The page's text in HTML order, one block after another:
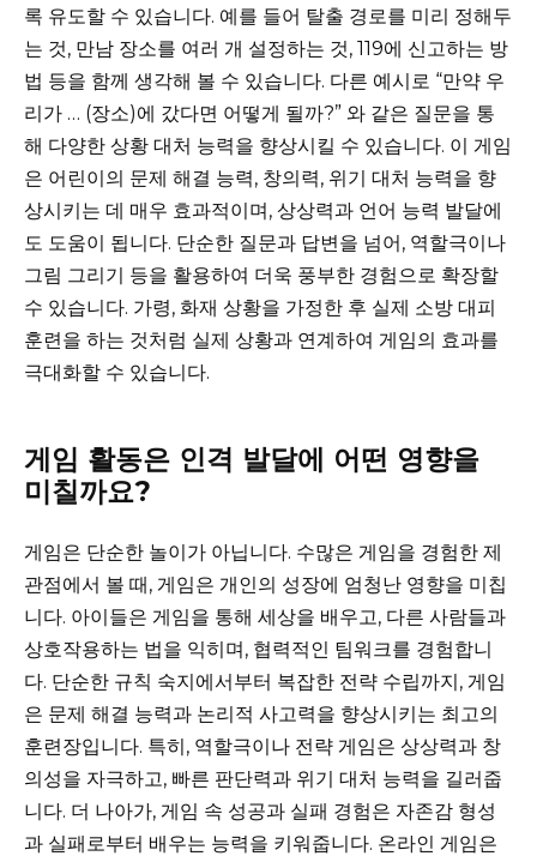
록 유도할 수 있습니다. 예를 들어 탈출 경로를 미리 정해두
는 것, 만남 장소를 여러 개 설정하는 것, 119에 신고하는 방
법 등을 함께 생각해 볼 수 있습니다. 다른 예시로 “만약 우
리가 … (장소)에 갔다면 어떻게 될까?” 와 같은 질문을 통
해 다양한 상황 대처 능력을 향상시킬 수 있습니다. 이 게임
은 어린이의 문제 해결 능력, 창의력, 위기 대처 능력을 향
상시키는 데 매우 효과적이며, 상상력과 언어 능력 발달에
도 도움이 됩니다. 단순한 질문과 답변을 넘어, 역할극이나
그림 그리기 등을 활용하여 더욱 풍부한 경험으로 확장할
수 있습니다. 가령, 화재 상황을 가정한 후 실제 소방 대피
훈련을 하는 것처럼 실제 상황과 연계하여 게임의 효과를
극대화할 수 있습니다.
게임 활동은 인격 발달에 어떤 영향을
미칠까요?
게임은 단순한 놀이가 아닙니다. 수많은 게임을 경험한 제
관점에서 볼 때, 게임은 개인의 성장에 엄청난 영향을 미칩
니다. 아이들은 게임을 통해 세상을 배우고, 다른 사람들과
상호작용하는 법을 익히며, 협력적인 팀워크를 경험합니
다. 단순한 규칙 숙지에서부터 복잡한 전략 수립까지, 게임
은 문제 해결 능력과 논리적 사고력을 향상시키는 최고의
훈련장입니다. 특히, 역할극이나 전략 게임은 상상력과 창
의성을 자극하고, 빠른 판단력과 위기 대처 능력을 길러줍
니다. 더 나아가, 게임 속 성공과 실패 경험은 자존감 형성
과 실패로부터 배우는 능력을 키워줍니다. 온라인 게임은